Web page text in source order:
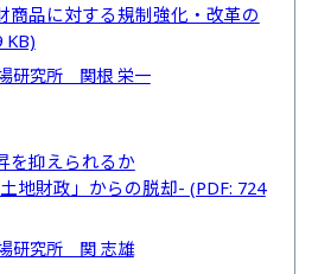
商品に対する規制強化・改革の
KB)
研究所 関根 栄一
を抑えられるか
地財政」からの脱却- (PDF: 724
研究所 関 志雄